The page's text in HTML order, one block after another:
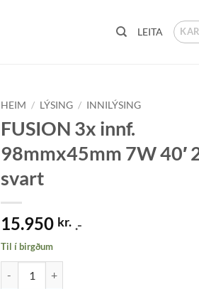
LEITA
HEIM / LÝSING / INNILÝSING
FUSION 3x innf.
98mmx45mm 7W 40′
svart
15.950 kr. .-
Til í birgðum